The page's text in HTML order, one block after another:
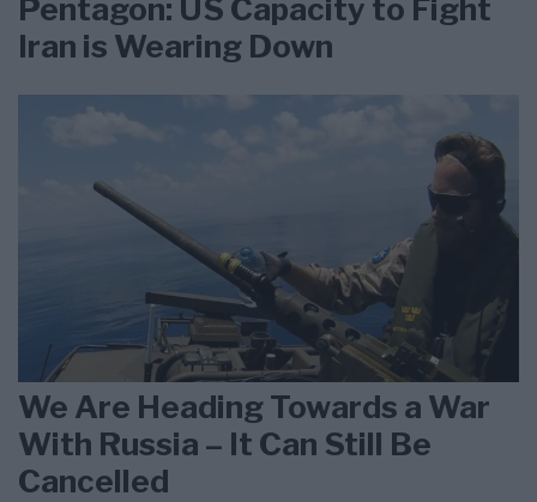
Pentagon: US Capacity to Fight
Iran is Wearing Down
We Are Heading Towards a War
With Russia – It Can Still Be
Cancelled